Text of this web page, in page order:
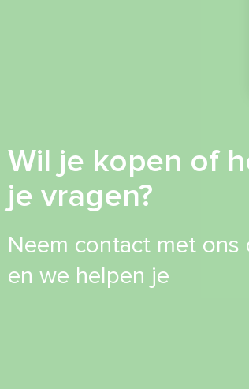
Wil je kopen of
je vragen?
Neem contact met ons
en we helpen je